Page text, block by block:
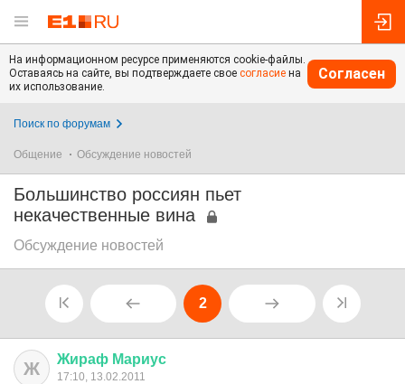
На информационном ресурсе применяются cookie-файлы.
Оставаясь на сайте, вы подтверждаете свое согласие на
их использование.
Согласен
Поиск по форумам
Общение Обсуждение новостей
Большинство россиян пьет
некачественные вина
Обсуждение новостей
2
Ж Жираф Мариус
17:10, 13.02.2011